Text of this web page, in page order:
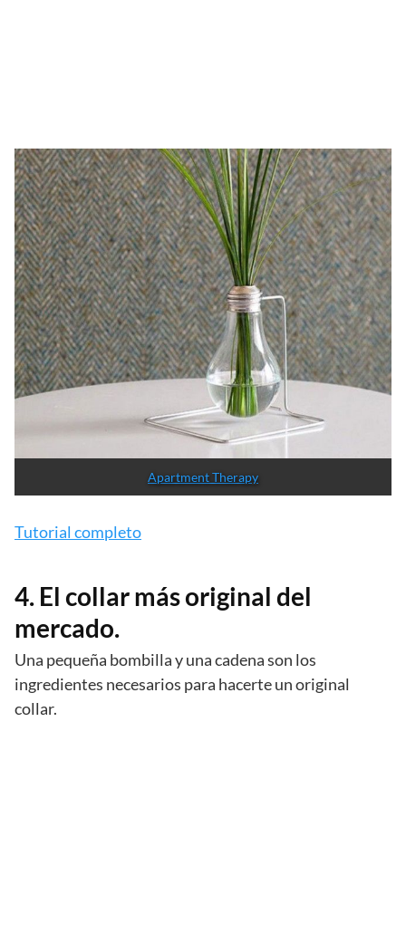
Apartment Therapy
Tutorial completo
4. El collar más original del
mercado.
Una pequeña bombilla y una cadena son los
ingredientes necesarios para hacerte un original
collar.